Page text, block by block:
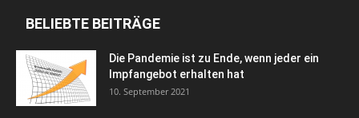
BELIEBTE BEITRÄGE
Die Pandemie ist zu Ende, wenn jeder ein
Impfangebot erhalten hat
10. September 2021